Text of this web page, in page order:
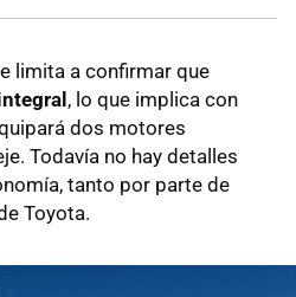
limita a confirmar que
, lo que implica con
dos motores
Todavía no hay detalles
tanto por parte de
Toyota.